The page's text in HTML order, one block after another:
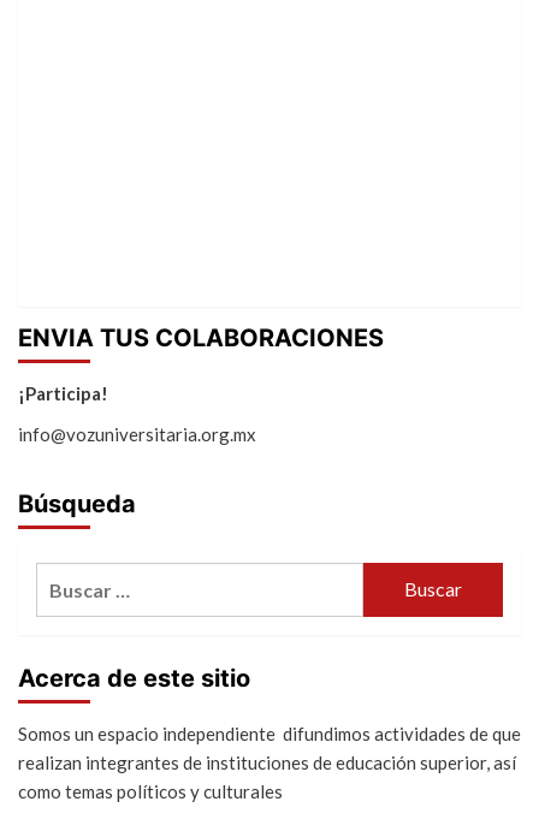
ENVIA TUS COLABORACIONES
¡Participa!
info@vozuniversitaria.org.mx
Búsqueda
Acerca de este sitio
Somos un espacio independiente difundimos actividades de que
realizan integrantes de instituciones de educación superior, así
como temas políticos y culturales